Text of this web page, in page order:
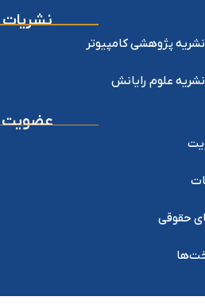
نشریات
نشریه پژوهشی کامپیوتر
نشریه علوم رایانش
عضویت
حقوقی